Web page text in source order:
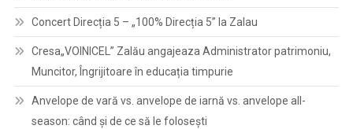
Concert Direcția 5 – „100% Direcția 5” la Zalau
Cresa„VOINICEL” Zalău angajeaza Administrator patrimoniu,
Muncitor, Îngrijitoare în educația timpurie
Anvelope de vară vs. anvelope de iarnă vs. anvelope all-
season: când și de ce să le folosești